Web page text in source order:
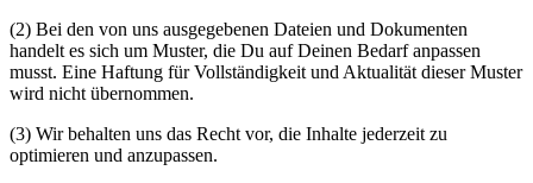
(2) Bei den von uns ausgegebenen Dateien und Dokumenten
handelt es sich um Muster, die Du auf Deinen Bedarf anpassen
musst. Eine Haftung für Vollständigkeit und Aktualität dieser Muster
wird nicht übernommen.
(3) Wir behalten uns das Recht vor, die Inhalte jederzeit zu
optimieren und anzupassen.